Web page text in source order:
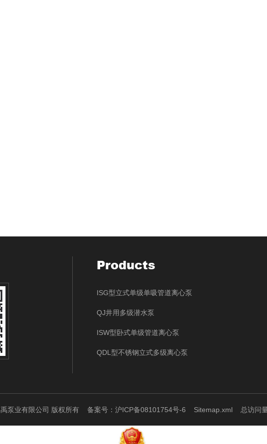
Products
ISG型立式单级单吸管道离心泵
QJ井用多级潜水泵
ISW型卧式单级管道离心泵
QDL型不锈钢立式多级离心泵
泵业有限公司 版权所有 备案号：沪ICP备08101754号-6 Sitemap.xml 总访问